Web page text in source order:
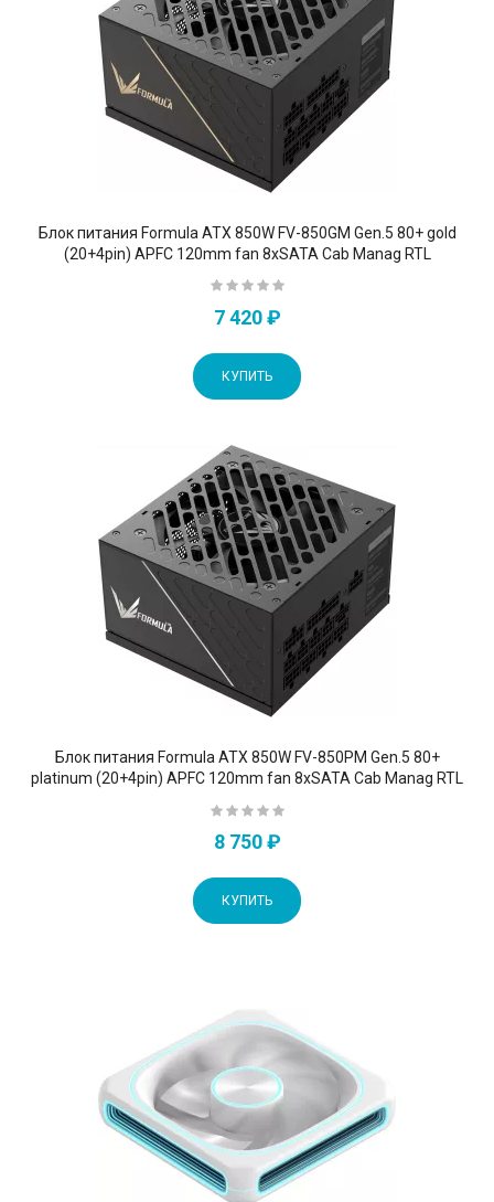
Блок питания Formula ATX 850W FV-850GM Gen.5 80+ gold
(20+4pin) APFC 120mm fan 8xSATA Cab Manag RTL
7 420 ₽
КУПИТЬ
Блок питания Formula ATX 850W FV-850PM Gen.5 80+
platinum (20+4pin) APFC 120mm fan 8xSATA Cab Manag RTL
8 750 ₽
КУПИТЬ